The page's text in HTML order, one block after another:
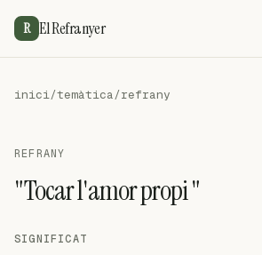
R El Refranyer
inici/temàtica/refrany
REFRANY
"Tocar l'amor propi "
SIGNIFICAT